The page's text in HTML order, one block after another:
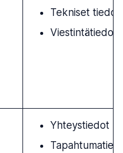
Tekniset tiedot
Viestintätiedot
Yhteystiedot